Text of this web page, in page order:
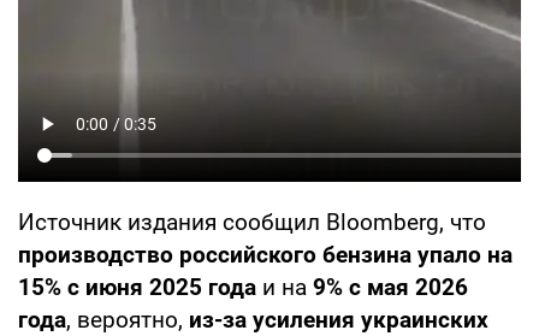
Источник издания сообщил Bloomberg, что
производство российского бензина упало на
15% с июня 2025 года и на 9% с мая 2026
года, вероятно, из-за усиления украинских